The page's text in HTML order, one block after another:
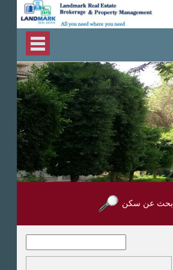
بحث عن سكن